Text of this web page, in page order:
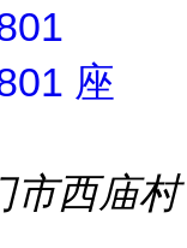
座
市西庙村